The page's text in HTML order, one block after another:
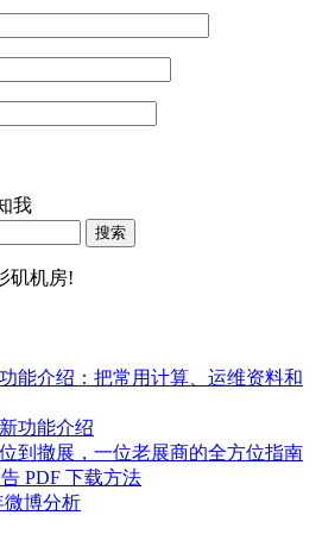
我
矶机房!
能介绍：把常用计算、运维资料和
功能介绍
到撤展，一位老展商的全方位指南
PDF 下载方法
微博分析